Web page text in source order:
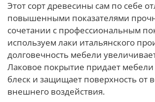
Этот сорт древесины сам по себе
повышенными показателями
сочетании с профессиональным
используем лаки итальянского
долговечность мебели
Лаковое покрытие придает
блеск и защищает поверхность от
внешнего воздействия.